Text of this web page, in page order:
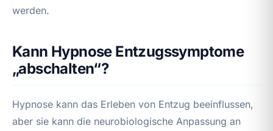
werden.
Kann Hypnose Entzugssymptome
„abschalten“?
Hypnose kann das Erleben von Entzug beeinflussen,
aber sie kann die neurobiologische Anpassung an